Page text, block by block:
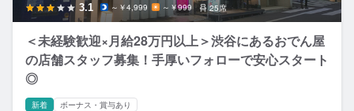
3.1 ～￥4,999 ～￥999 25席
＜未経験歓迎×月給28万円以上＞渋谷にあるおでん屋
の店舗スタッフ募集！手厚いフォローで安心スタート
◎
新着 ボーナス・賞与あり